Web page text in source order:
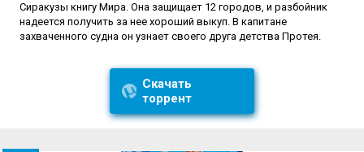
Сиракузы книгу Мира. Она защищает 12 городов, и разбойник
надеется получить за нее хороший выкуп. В капитане
захваченного судна он узнает своего друга детства Протея.
Скачать
торрент